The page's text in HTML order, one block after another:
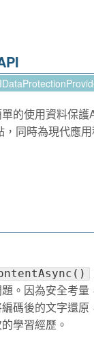
的使用資料保
同時為現代應
。因為安全考量
碼後的文字還
學習經歷。